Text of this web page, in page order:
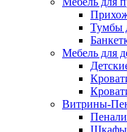
Тумбы
Мебель для
Витрины-